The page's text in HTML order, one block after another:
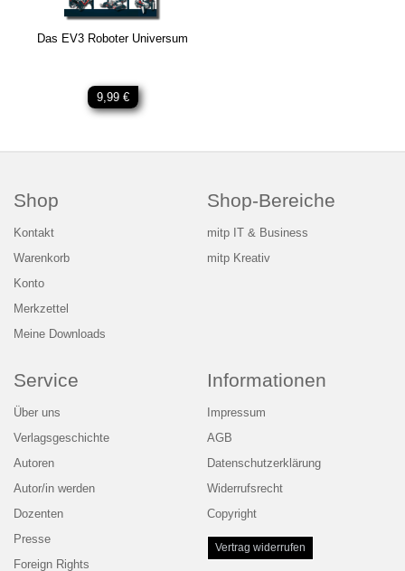
Das EV3 Roboter Universum
9,99 €
Shop
Kontakt
Warenkorb
Konto
Merkzettel
Meine Downloads
Shop-Bereiche
mitp IT & Business
mitp Kreativ
Service
Über uns
Verlagsgeschichte
Autoren
Autor/in werden
Dozenten
Presse
Foreign Rights
Informationen
Impressum
AGB
Datenschutzerklärung
Widerrufsrecht
Copyright
Vertrag widerrufen